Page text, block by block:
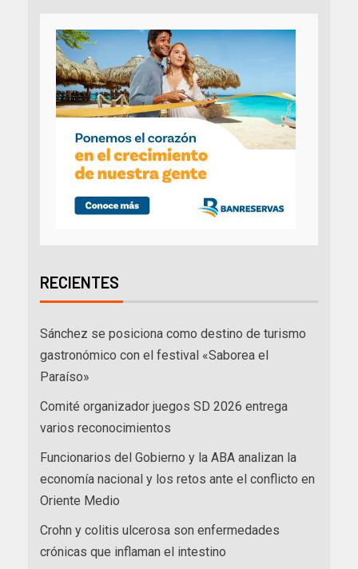
RECIENTES
Sánchez se posiciona como destino de turismo
gastronómico con el festival «Saborea el
Paraíso»
Comité organizador juegos SD 2026 entrega
varios reconocimientos
Funcionarios del Gobierno y la ABA analizan la
economía nacional y los retos ante el conflicto en
Oriente Medio
Crohn y colitis ulcerosa son enfermedades
crónicas que inflaman el intestino